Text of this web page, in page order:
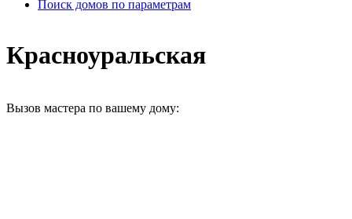
Поиск домов по параметрам
Красноуральская
Вызов мастера по вашему дому: